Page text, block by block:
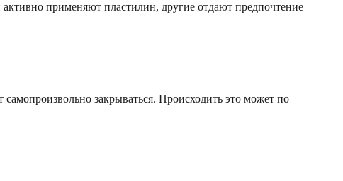
применяют пластилин, другие отдают предпочтение
закрываться. Происходить это может по